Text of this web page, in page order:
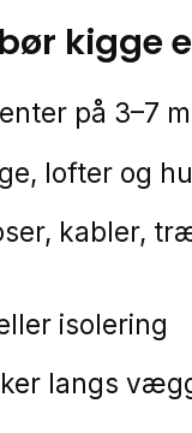
kigge
på 3–7
lofter og
kabler,
isolering
langs